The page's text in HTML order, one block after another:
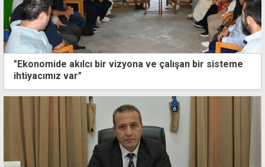
"Ekonomide akılcı bir vizyona ve çalışan bir sisteme
ihtiyacımız var"